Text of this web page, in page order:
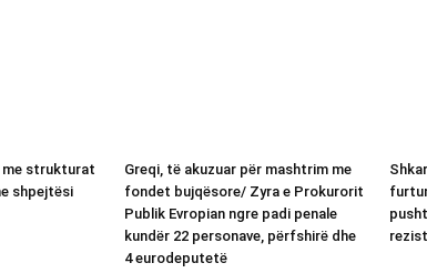
me strukturat
shpejtësi
Greqi, të akuzuar për mashtrim me
fondet bujqësore/ Zyra e Prokurorit
Publik Evropian ngre padi penale
kundër 22 personave, përfshirë dhe
4 eurodeputetë